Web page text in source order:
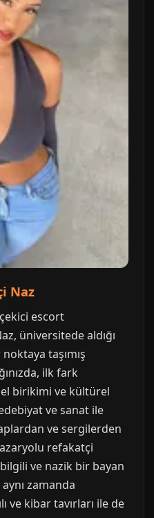
Naz
escort
üniversitede aldığı
taşımış
ilk fark
birikimi ve kültürel
ve sanat ile
ve sergilerden
refakatçi
ve nazik bir bayan
zamanda
ve kibar tavırları ile de